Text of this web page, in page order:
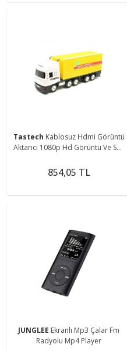
Tastech Kablosuz Hdmi Görüntü
Aktarıcı 1080p Hd Görüntü Ve Ses
4
854,05 TL
JUNGLEE Ekranlı Mp3 Çalar Fm
Radyolu Mp4 Player